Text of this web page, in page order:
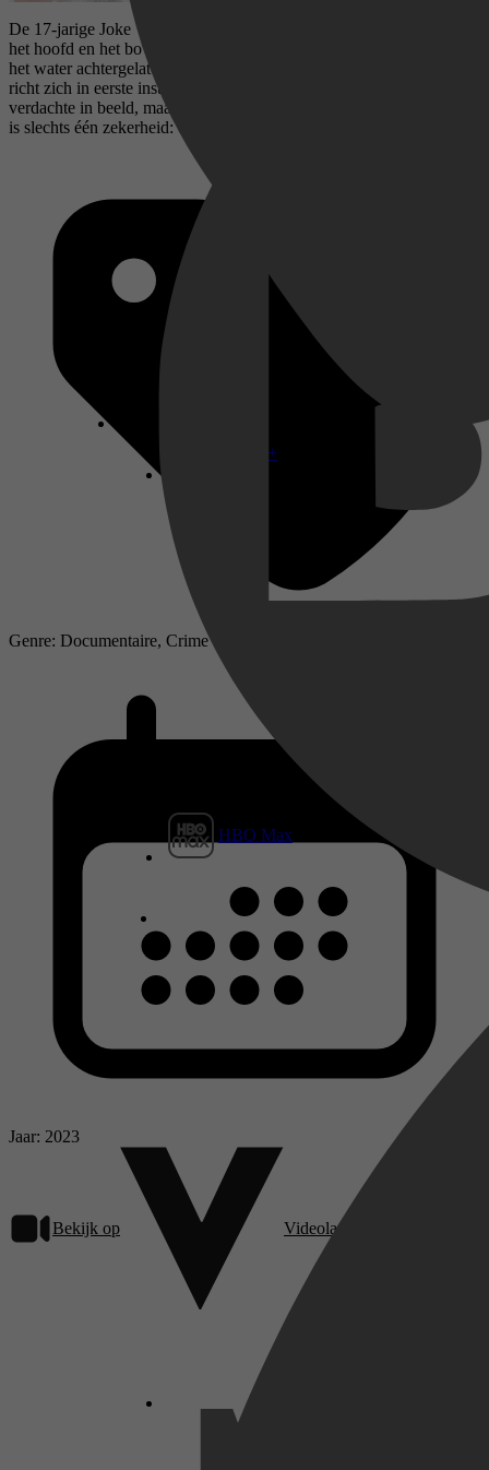
Disney+
HBO Max
De 17-jarige Joke Van Steen kreeg in 1995 maar liefst 30 slagen op
het hoofd en het bovenlichaam en werd daarna met haar hoofd in
het water achtergelaten in een natuurgebied. De onderzoeksrechter
richt zich in eerste instantie op Jokes moeder. Later komt een andere
verdachte in beeld, maar die is in 2010 vrijgesproken. In deze zaak
is slechts één zekerheid: de moordenaar loopt nog vrij rond.
Genre: Documentaire, Crime
Jaar: 2023
Bekijk op Videoland